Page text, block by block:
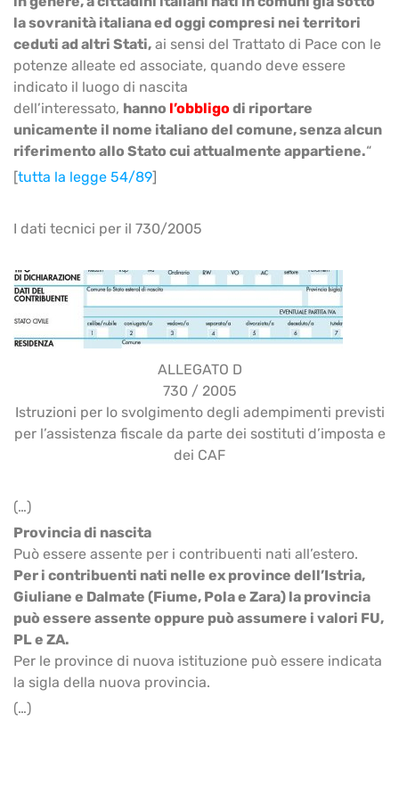
la sovranità italiana ed oggi compresi nei territori
ceduti ad altri Stati, ai sensi del Trattato di Pace con le
potenze alleate ed associate, quando deve essere
indicato il luogo di nascita
dell’interessato, hanno l’obbligodi riportare
unicamente il nome italiano del comune, senza alcun
riferimento allo Stato cui attualmente appartiene.“
[tutta la legge 54/89]
I dati tecnici per il 730/2005
ALLEGATO D
730 / 2005
Istruzioni per lo svolgimento degli adempimenti previsti
per l’assistenza fiscale da parte dei sostituti d’imposta e
dei CAF
(…)
Provincia di nascita
Può essere assente per i contribuenti nati all’estero.
Per i contribuenti nati nelle ex province dell’Istria,
Giuliane e Dalmate (Fiume, Pola e Zara) la provincia
può essere assente oppure può assumere i valori FU,
PL e ZA.
Per le province di nuova istituzione può essere indicata
la sigla della nuova provincia.
(…)